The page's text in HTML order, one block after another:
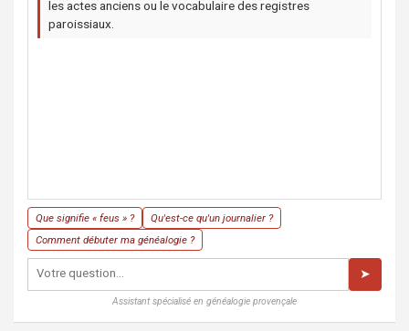
les actes anciens ou le vocabulaire des registres
paroissiaux.
Que signifie « feus » ?
Qu'est-ce qu'un journalier ?
Comment débuter ma généalogie ?
➤
Assistant spécialisé en généalogie provençale